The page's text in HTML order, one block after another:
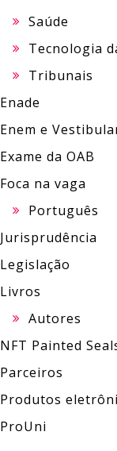
Saúde
Tecnologia
Tribunais
Enade
Enem e
Exame da OAB
Foca na vaga
Português
Jurisprudência
Legislação
Livros
Autores
NFT Painted
Parceiros
Produtos
ProUni